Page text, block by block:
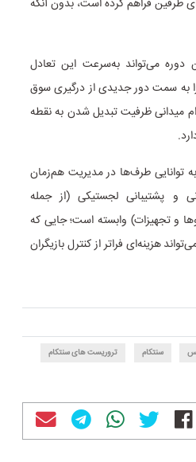
طرفین فراهم کرده است، بدون آنکه
دوره می‌تواند به‌سرعت این تعادل
به سمت دور جدیدی از درگیری سوق
میدانی ظرفیت تبدیل شدن به نقطه
توانایی طرف‌ها در مدیریت هم‌زمان
و پشتیبانی لجستیکی (از جمله
و تجهیزات) وابسته است؛ جایی که
هزینه‌ای فراتر از کنترل بازیگران
سنتکام
تروریست های سنتکام